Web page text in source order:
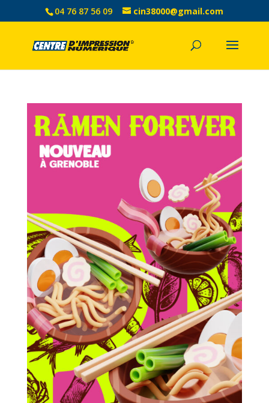
04 76 87 56 09 cin38000@gmail.com